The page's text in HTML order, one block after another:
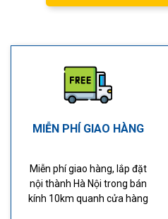
MIỄN PHÍ GIAO HÀNG
Miễn phí giao hàng, lắp đặt
nội thành Hà Nội trong bán
kính 10km quanh cửa hàng